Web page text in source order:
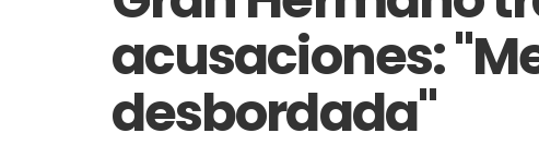
acusaciones:
desbordada"